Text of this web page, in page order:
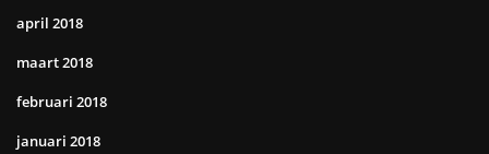
april 2018
maart 2018
februari 2018
januari 2018